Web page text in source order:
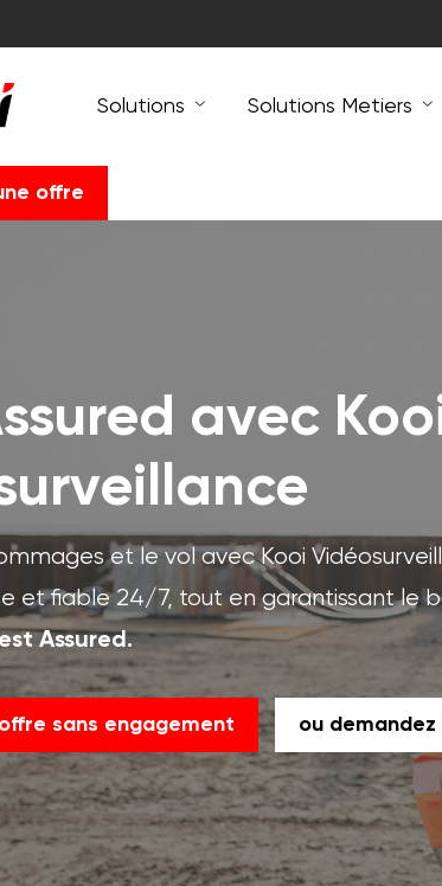
offre
Solutions Solutions Metiers
avec
et le vol avec Kooi
et fiable 24/7, tout en garantissant le
Assured.
sans engagement ou